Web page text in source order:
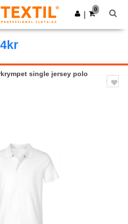
Last ned app
0
single jersey polo